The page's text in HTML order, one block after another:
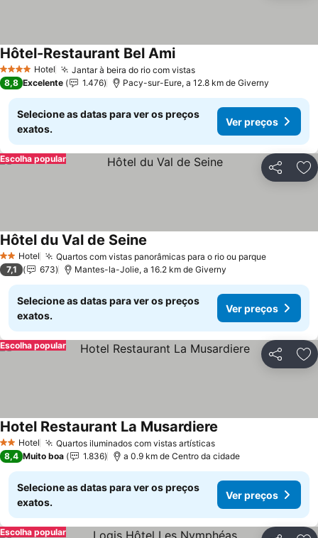
4 EstrelasHotel Jantar à beira do rio com vistas
Hôtel-Restaurant Bel Ami
8,8 Excelente 1.476 Pacy-sur-Eure, a 12.8 km de Giverny
Selecione as datas para ver os preços
exatos.
Ver preços
Partilhar
Escolha popular
2 Estrelas
Hotel Quartos com vistas panorâmicas para o rio ou parque
Hôtel du Val de Seine
7,1 673 Mantes-la-Jolie, a 16.2 km de Giverny
Selecione as datas para ver os preços
exatos.
Ver preços
Partilhar
Escolha popular
2 Estrelas
Hotel Quartos iluminados com vistas artísticas
Hotel Restaurant La Musardiere
8,4 Muito boa 1.836 a 0.9 km de Centro da cidade
Selecione as datas para ver os preços
exatos.
Ver preços
Escolha popular